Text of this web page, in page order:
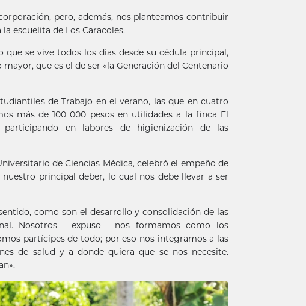
pero, además, nos planteamos contribuir
escuelita de Los Caracoles.
que se vive todos los días desde su cédula principal,
que es el de ser «la Generación del Centenario
de Trabajo en el verano, las que en cuatro
más de 100 000 pesos en utilidades a la finca El
en labores de higienización de las
de Ciencias Médica, celebró el empeño de
principal deber, lo cual nos debe llevar a ser
como son el desarrollo y consolidación de las
Nosotros —expuso— nos formamos como los
partícipes de todo; por eso nos integramos a las
de salud y a donde quiera que se nos necesite.